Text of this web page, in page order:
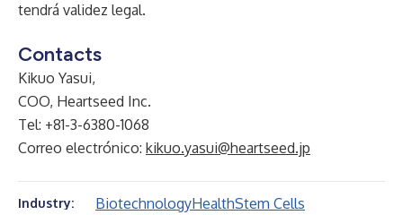
tendrá validez legal.
Contacts
Kikuo Yasui,
COO, Heartseed Inc.
Tel: +81-3-6380-1068
Correo electrónico: kikuo.yasui@heartseed.jp
Industry: BiotechnologyHealthStem Cells